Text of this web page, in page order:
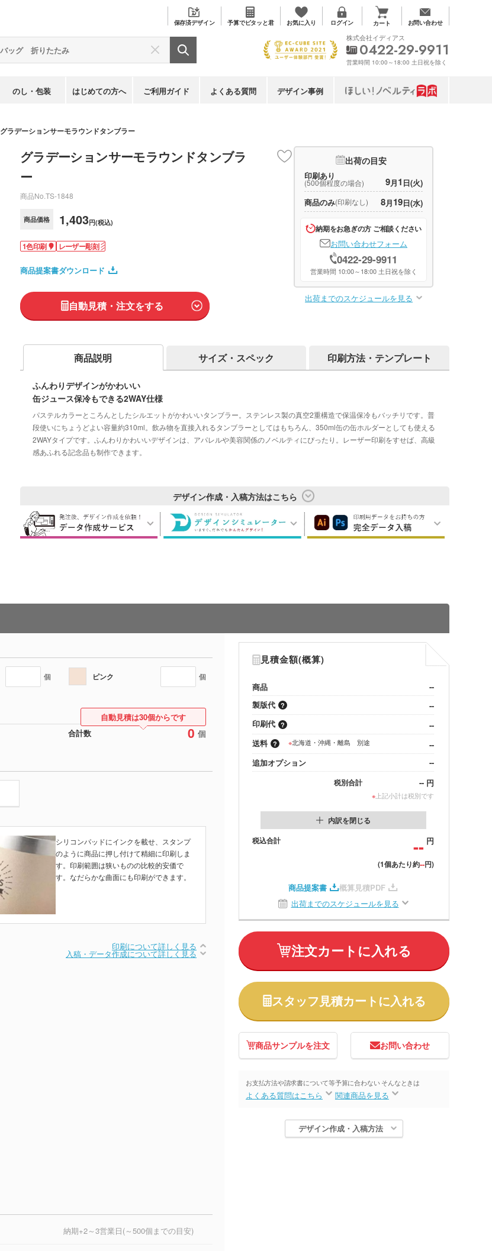
保存済デザイン 予算でピタッと君 お気に入り ログイン カート お問い合わせ
のし・包装 はじめての方へ ご利用ガイド よくある質問 デザイン事例
株式会社イディアス
0422-29-9911
営業時間 10:00～18:00 土日祝を除く
グラデーションサーモラウンドタンブラー
グラデーションサーモラウンドタンブラ
ー
商品No. TS-1848
商品価格 1,403円(税込)
1色印刷 レーザー彫刻
商品提案書ダウンロード
自動見積・注文をする
出荷の目安
印刷あり
(500個程度の場合) 9月1 日(火)
商品のみ(印刷なし) 8月19日(水)
納期をお急ぎの方 ご相談ください
お問い合わせフォーム
0422-29-9911
営業時間 10:00～18:00 土日祝を除く
出荷までのスケジュールを見る
商品説明 サイズ・スペック 印刷方法・テンプレート
ふんわりデザインがかわいい
缶ジュース保冷もできる2WAY仕様
パステルカラーところんとしたシルエットがかわいいタンブラー。ステンレス製の真空2重構造で保温保冷もバッチリです。普
段使いにちょうどよい容量約310ml。飲み物を直接入れるタンブラーとしてはもちろん、350ml缶の缶ホルダーとしても使える
2WAYタイプです。ふんわりかわいいデザインは、アパレルや美容関係のノベルティにぴったり。レーザー印刷をすせば、高級
感あふれる記念品も制作できます。
デザイン作成・入稿方法はこちら
個 ピンク 個
合計数 0 個
自動見積は30個からです
シリコンパッドにインクを載せ、スタンプ
のように商品に押し付けて精細に印刷しま
す。印刷範囲は狭いものの比較的安価で
す。なだらかな曲面にも印刷ができます。
印刷について詳しく見る
入稿・データ作成について詳しく見る
納期+2～3営業日(～500個までの目安)
見積金額(概算)
商品
--
製版代
--
印刷代
--
送料
※北海道・沖縄・離島 別途
--
追加オプション
--
税別合計 -- 円
※ 上記小計は税別です
内訳を閉じる
税込合計
-- 円
(1個あたり約--円)
商品提案書
概算見積PDF
出荷までのスケジュールを見る
注文カートに入れる
スタッフ見積カートに入れる
商品サンプルを注文 お問い合わせ
お支払方法や請求書について等
よくある質問はこちら
予算に合わない そんなときは
関連商品を見る
デザイン作成・入稿方法